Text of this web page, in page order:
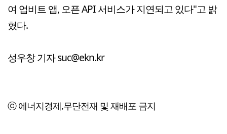
여 업비트 앱, 오픈 API 서비스가 지연되고 있다"고 밝
혔다.
성우창 기자 suc@ekn.kr
ⓒ 에너지경제,무단전재 및 재배포 금지